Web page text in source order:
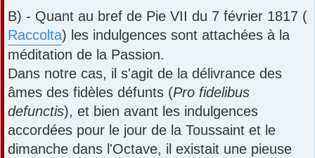
B) - Quant au bref de Pie VII du 7 février 1817 (
Raccolta) les indulgences sont attachées à la
méditation de la Passion.
Dans notre cas, il s'agit de la délivrance des
âmes des fidèles défunts (Pro fidelibus
defunctis), et bien avant les indulgences
accordées pour le jour de la Toussaint et le
dimanche dans l'Octave, il existait une pieuse